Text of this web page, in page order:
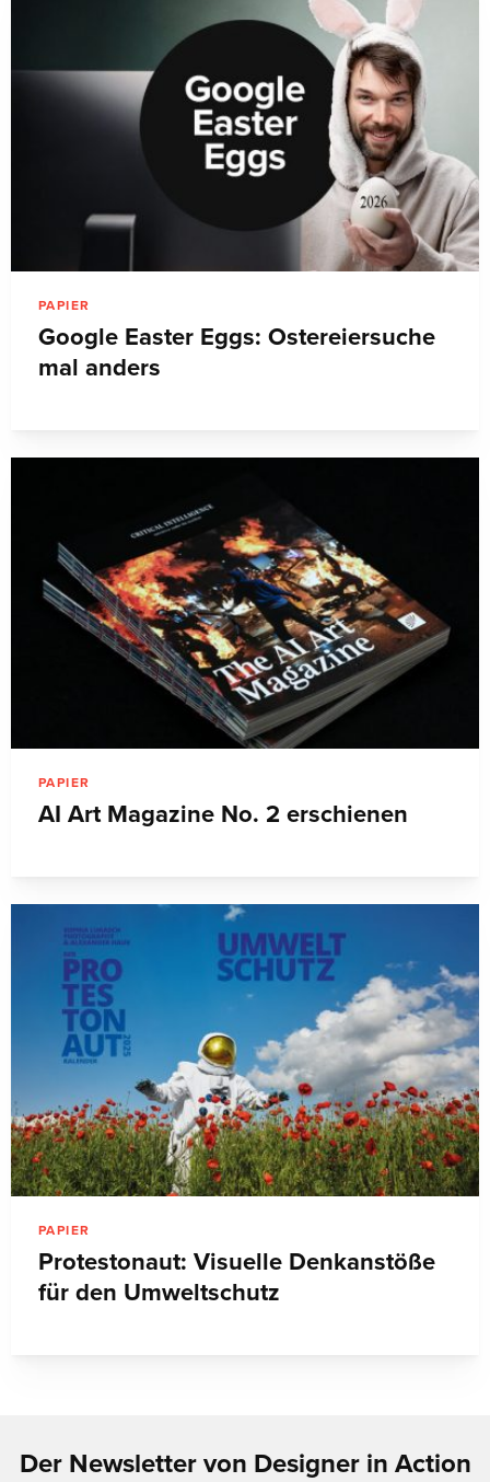
PAPIER
Google Easter Eggs: Ostereiersuche
mal anders
PAPIER
AI Art Magazine No. 2 erschienen
PAPIER
Protestonaut: Visuelle Denkanstöße
für den Umweltschutz
Der Newsletter von Designer in Action